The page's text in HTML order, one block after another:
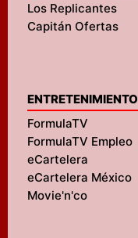
Los Replicantes
Capitán Ofertas
ENTRETENIMIENTO
FormulaTV
FormulaTV Empleo
eCartelera
eCartelera México
Movie'n'co